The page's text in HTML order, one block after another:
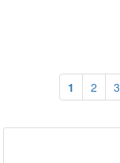
1 2 3